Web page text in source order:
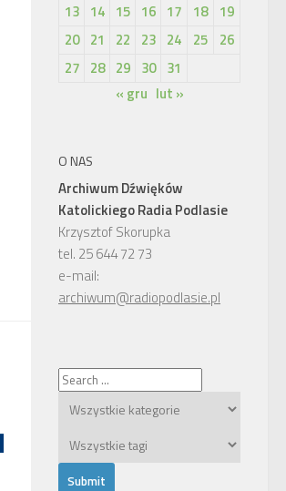
13 14 15 16 17 18
19
20 21 22 23 24 25
26
27 28 29 30 31
« gru lut »
O NAS
Archiwum Dźwięków
Katolickiego Radia Podlasie
Krzysztof Skorupka
tel. 25 644 72 73
e-mail:
archiwum@radiopodlasie.pl